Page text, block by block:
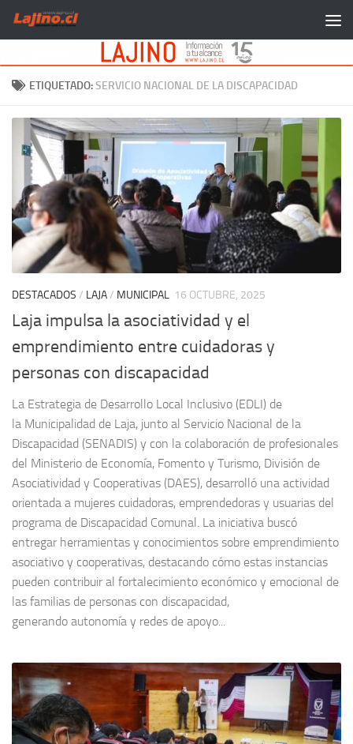
Saltar al contenido
ETIQUETADO:SERVICIO NACIONAL DE LA DISCAPACIDAD
DESTACADOS / LAJA/ MUNICIPAL 16 OCTUBRE, 2025
Laja impulsa la asociatividad y el
emprendimiento entre cuidadoras y
personas con discapacidad
La Estrategia de Desarrollo Local Inclusivo (EDLI) de
la Municipalidad de Laja, junto al Servicio Nacional de la
Discapacidad (SENADIS) y con la colaboración de profesionales
del Ministerio de Economía, Fomento y Turismo, División de
Asociatividad y Cooperativas (DAES), desarrolló una actividad
orientada a mujeres cuidadoras, emprendedoras y usuarias del
programa de Discapacidad Comunal. La iniciativa buscó
entregar herramientas y conocimientos sobre emprendimiento
asociativo y cooperativas, destacando cómo estas instancias
pueden contribuir al fortalecimiento económico y emocional de
las familias de personas con discapacidad,
generando autonomía y redes de apoyo...